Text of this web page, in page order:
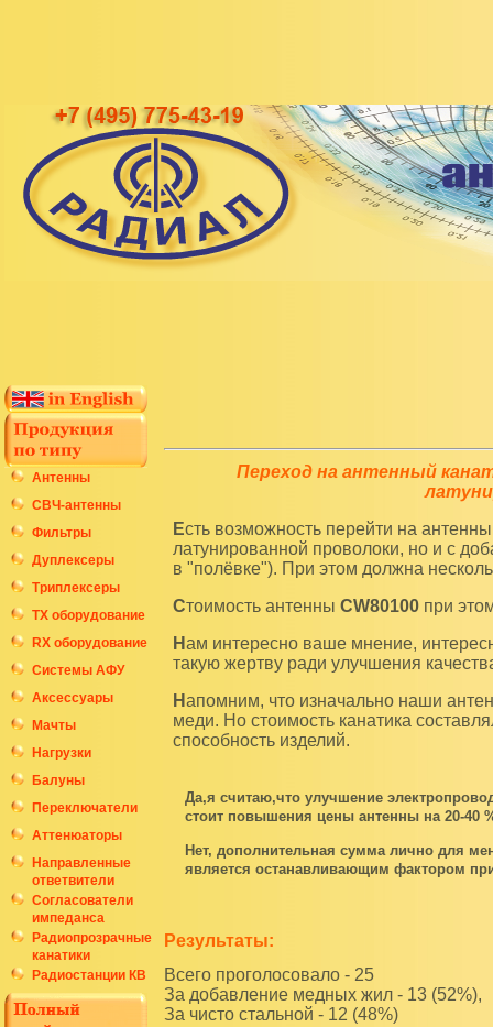
Антенны
СВЧ-антенны
Фильтры
Дуплексеры
Триплексеры
ТХ оборудование
RX оборудование
Системы АФУ
Аксессуары
Мачты
Нагрузки
Балуны
Переключатели
Аттенюаторы
Направленные
ответвители
Согласователи
импеданса
Радиопрозрачные
канатики
Радиостанции КВ
Переход на антенный
Есть возможность перейти на антенный канатик, выполненный не только из стальной
латунированной проволоки, но и с
в "полёвке"). При этом должна
Cтоимость антенны CW80100 при
Нам интересно ваше мнение, интересна статистика ответов. Готов ли наш покупатель на
такую жертву ради улучшения
Напомним, что изначально наши антенны производились из антенного канатика из чистой
меди. Но стоимость канатика
способность изделий.
Да,я считаю,что улучшение
стоит повышения цены антенны на 20-40
Нет, дополнительная сумма лично для
является останавливающим фактором
Результаты:
Всего проголосовало - 25
За добавление медных жил - 13 (52%),
За чисто стальной - 12 (48%)